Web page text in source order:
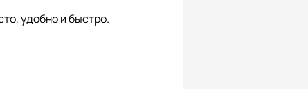
удобно и быстро.